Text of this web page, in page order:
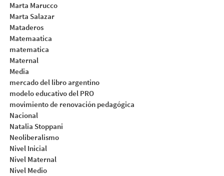
Marta Marucco
Marta Salazar
Mataderos
Matemaatica
matematica
Maternal
Media
mercado del libro argentino
modelo educativo del PRO
movimiento de renovación pedagógica
Nacional
Natalia Stoppani
Neoliberalismo
Nivel Inicial
Nivel Maternal
Nivel Medio